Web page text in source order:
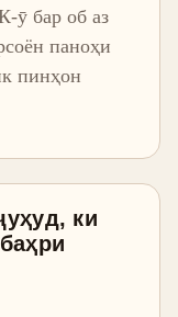
ӯ бар об аз
паноҳи
пинҳон
ки